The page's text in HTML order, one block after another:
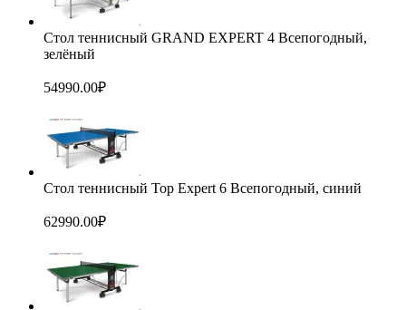
Стол теннисный GRAND EXPERT 4 Всепогодный,
зелёный
54990.00₽
Стол теннисный Top Expert 6 Всепогодный, синий
62990.00₽